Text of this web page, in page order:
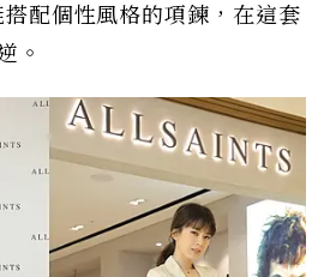
配個性風格的項鍊，在這套
。